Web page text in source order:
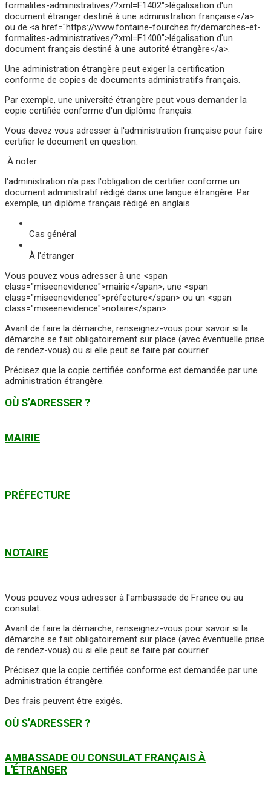
formalites-administratives/?xml=F1402">légalisation d'un
document étranger destiné à une administration française</a>
ou de <a href="https://www.fontaine-fourches.fr/demarches-et-
formalites-administratives/?xml=F1400">légalisation d'un
document français destiné à une autorité étrangère</a>.
Une administration étrangère peut exiger la certification
conforme de copies de documents administratifs français.
Par exemple, une université étrangère peut vous demander la
copie certifiée conforme d'un diplôme français.
Vous devez vous adresser à l'administration française pour faire
certifier le document en question.
À noter
l'administration n'a pas l'obligation de certifier conforme un
document administratif rédigé dans une langue étrangère. Par
exemple, un diplôme français rédigé en anglais.
Cas général
À l'étranger
Vous pouvez vous adresser à une <span
class="miseenevidence">mairie</span>, une <span
class="miseenevidence">préfecture</span> ou un <span
class="miseenevidence">notaire</span>.
Avant de faire la démarche, renseignez-vous pour savoir si la
démarche se fait obligatoirement sur place (avec éventuelle prise
de rendez-vous) ou si elle peut se faire par courrier.
Précisez que la copie certifiée conforme est demandée par une
administration étrangère.
OÙ S’ADRESSER ?
MAIRIE
PRÉFECTURE
NOTAIRE
Vous pouvez vous adresser à l'ambassade de France ou au
consulat.
Avant de faire la démarche, renseignez-vous pour savoir si la
démarche se fait obligatoirement sur place (avec éventuelle prise
de rendez-vous) ou si elle peut se faire par courrier.
Précisez que la copie certifiée conforme est demandée par une
administration étrangère.
Des frais peuvent être exigés.
OÙ S’ADRESSER ?
AMBASSADE OU CONSULAT FRANÇAIS À
L'ÉTRANGER